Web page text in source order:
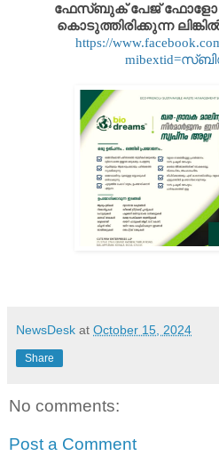
ഫേസ്ബുക് പേജ് ഫോളോ
കൊടുത്തിരിക്കുന്ന
https://
NewsDesk at October 15, 2024
Share
No comments:
Post a Comment